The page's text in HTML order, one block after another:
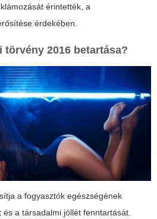
érintették, a
érdekében.
törvény 2016 betartása?
a fogyasztók egészségének
a társadalmi jóllét fenntartását.